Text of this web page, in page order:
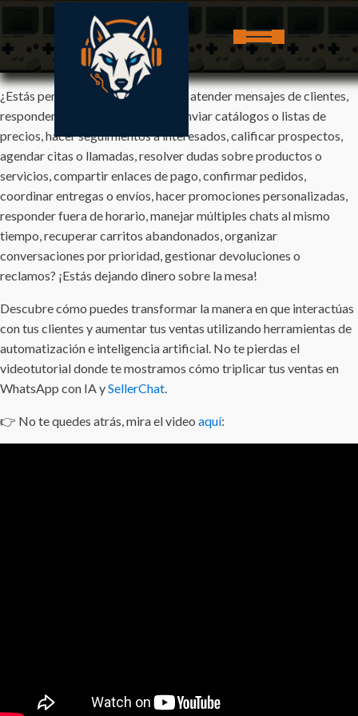
¿Estás perdiendo oportunidades al atender mensajes de clientes,
responder preguntas frecuentes, enviar catálogos o listas de
precios, hacer seguimientos a interesados, calificar prospectos,
agendar citas o llamadas, resolver dudas sobre productos o
servicios, compartir enlaces de pago, confirmar pedidos,
coordinar entregas o envíos, hacer promociones personalizadas,
responder fuera de horario, manejar múltiples chats al mismo
tiempo, recuperar carritos abandonados, organizar
conversaciones por prioridad, gestionar devoluciones o
reclamos? ¡Estás dejando dinero sobre la mesa!
Descubre cómo puedes transformar la manera en que interactúas
con tus clientes y aumentar tus ventas utilizando herramientas de
automatización e inteligencia artificial. No te pierdas el
videotutorial donde te mostramos cómo triplicar tus ventas en
WhatsApp con IA ySellerChat.
👉 No te quedes atrás, mira el video aquí: